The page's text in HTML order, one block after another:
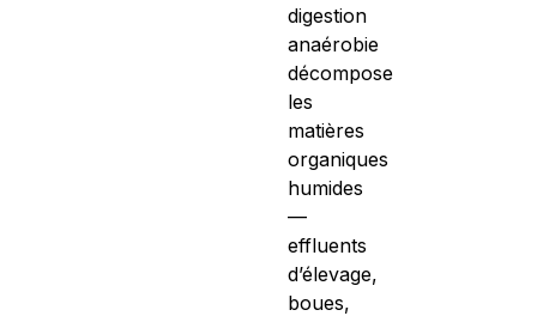
digestion
anaérobie
décompose
les
matières
organiques
humides
—
effluents
d’élevage,
boues,